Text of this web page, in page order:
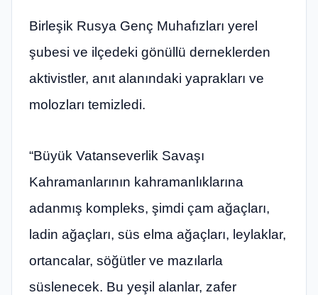
Birleşik Rusya Genç Muhafızları yerel
şubesi ve ilçedeki gönüllü derneklerden
aktivistler, anıt alanındaki yaprakları ve
molozları temizledi.
“Büyük Vatanseverlik Savaşı
Kahramanlarının kahramanlıklarına
adanmış kompleks, şimdi çam ağaçları,
ladin ağaçları, süs elma ağaçları, leylaklar,
ortancalar, söğütler ve mazılarla
süslenecek. Bu yeşil alanlar, zafer